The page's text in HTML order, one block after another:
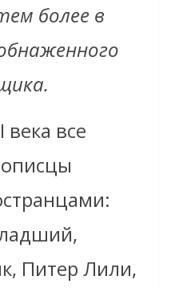
более в
все
Питер Лили,